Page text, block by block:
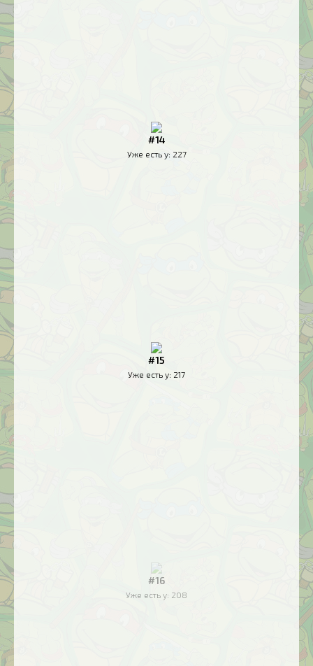
#14
Уже есть у: 227
#15
Уже есть у: 217
#16
Уже есть у: 208